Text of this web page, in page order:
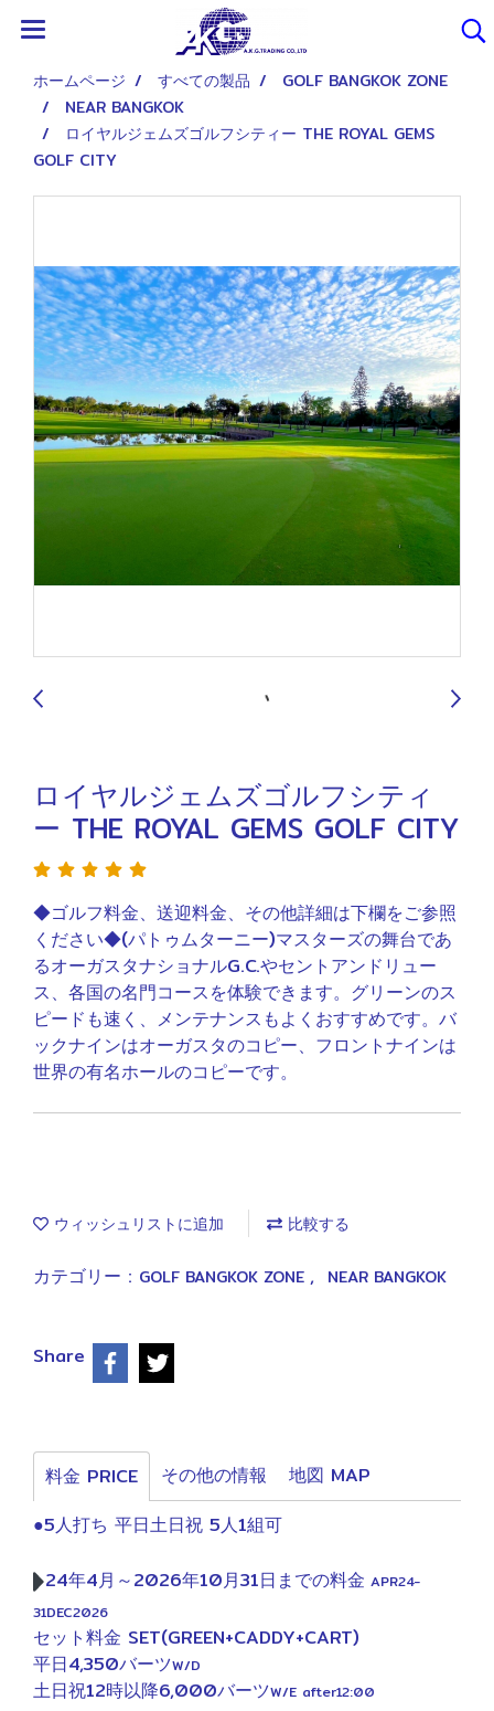
ホームページ すべての製品
GOLF BANGKOK ZONE
NEAR BANGKOK
ロイヤルジェムズゴルフシティー THE ROYAL GEMS
GOLF CITY
ロイヤルジェムズゴルフシティ
ー THE ROYAL GEMS GOLF CITY
◆ゴルフ料金、送迎料金、その他詳細は下欄をご参照
ください◆(パトゥムターニー)マスターズの舞台であ
るオーガスタナショナルG.C.やセントアンドリュー
ス、各国の名門コースを体験できます。グリーンのス
ピードも速く、メンテナンスもよくおすすめです。バ
ックナインはオーガスタのコピー、フロントナインは
世界の有名ホールのコピーです。
ウィッシュリストに追加 比較する
カテゴリー : GOLF BANGKOK ZONE , NEAR BANGKOK
Share
料金 PRICE その他の情報
地図 MAP
●5人打ち 平日土日祝 5人1組可
24年4月～2026年10月31日までの料金 APR24-
31DEC2026
セット料金 SET(GREEN+CADDY+CART)
平日4,350バーツW/D
土日祝12時以降6,000バーツW/E after12:00